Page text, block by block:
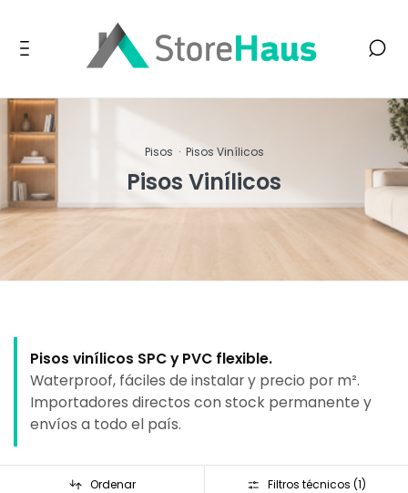
Pisos · Pisos Vinílicos
Pisos Vinílicos
Pisos vinílicos SPC y PVC flexible.
Waterproof, fáciles de instalar y precio por m².
Importadores directos con stock permanente y
envíos a todo el país.
Ordenar Filtros técnicos (1)